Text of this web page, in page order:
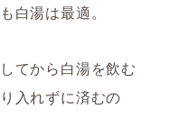
白湯は最適。
てから白湯を飲む
入れずに済むの